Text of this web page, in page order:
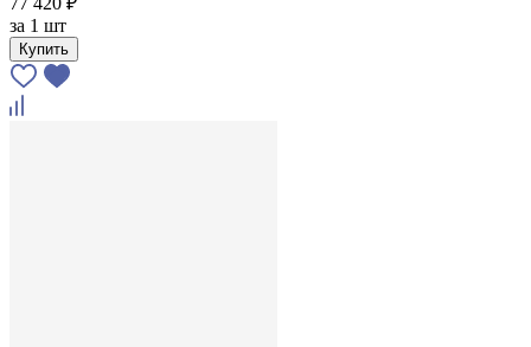
за 1 шт
Купить